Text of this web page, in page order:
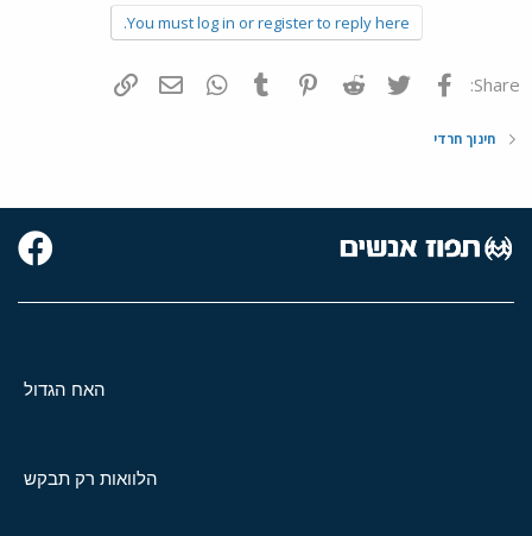
You must log in or register to reply here.
Share: פייסבוק Twitter
Reddit
Pinterest
Tumblr
WhatsAppדואר אלקטרוני
חינוך חרדי
האח הגדול
הלוואות רק תבקש